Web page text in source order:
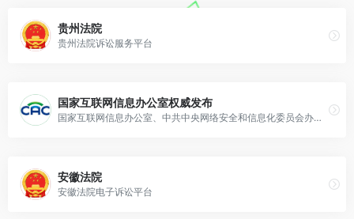
贵州法院
贵州法院诉讼服务平台
国家互联网信息办公室权威发布
国家互联网信息办公室、中共中央网络安全和信息化委员会办公室官方发布，可跟进了解网安政策与动态
安徽法院
安徽法院电子诉讼平台